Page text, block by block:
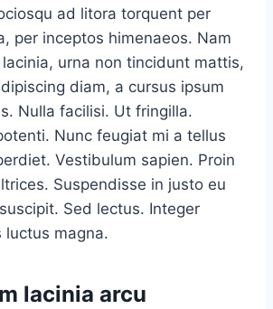
ad litora torquent per
per inceptos himenaeos. Nam
urna non tincidunt mattis,
diam, a cursus ipsum
Nulla facilisi. Ut fringilla.
Nunc feugiat mi a tellus
Vestibulum sapien. Proin
Suspendisse in justo eu
Sed lectus. Integer
luctus magna.
lacinia arcu